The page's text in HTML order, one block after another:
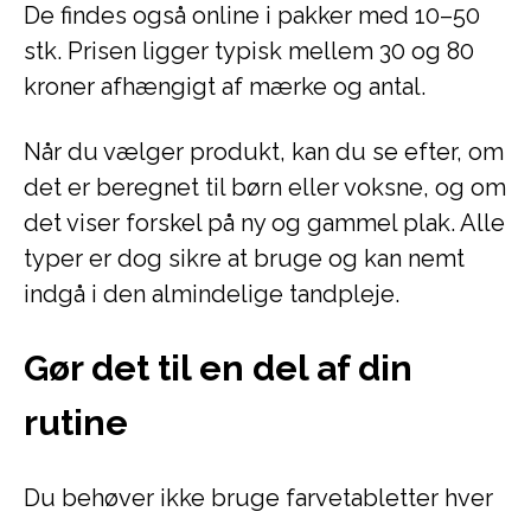
De findes også online i pakker med 10–50
stk. Prisen ligger typisk mellem 30 og 80
kroner afhængigt af mærke og antal.
Når du vælger produkt, kan du se efter, om
det er beregnet til børn eller voksne, og om
det viser forskel på ny og gammel plak. Alle
typer er dog sikre at bruge og kan nemt
indgå i den almindelige tandpleje.
Gør det til en del af din
rutine
Du behøver ikke bruge farvetabletter hver